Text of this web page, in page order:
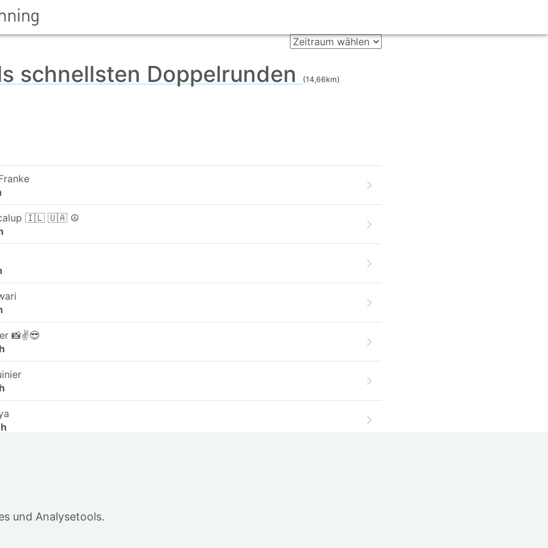
schnellsten Doppelrunden (14,66km)
🇮🇱 🇺🇦 ☮️
📸✌️😎
und Analysetools.